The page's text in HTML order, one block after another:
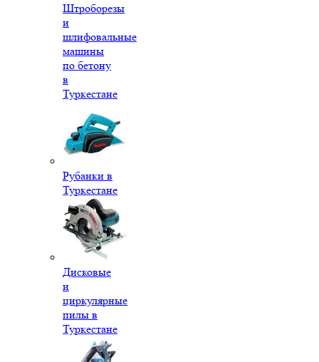
Штроборезы
и
шлифовальные
машины
по бетону
в
Туркестане
Рубанки в
Туркестане
Дисковые
и
циркулярные
пилы в
Туркестане